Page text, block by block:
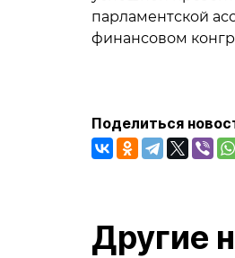
парламентской
финансовом
Поделиться
Другие